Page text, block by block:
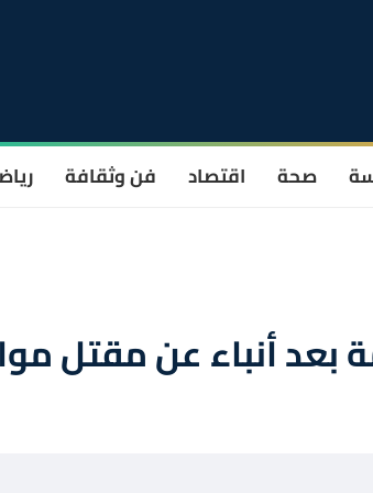
صحة اقتصاد فن وثقافة
بعد أنباء عن مقتل